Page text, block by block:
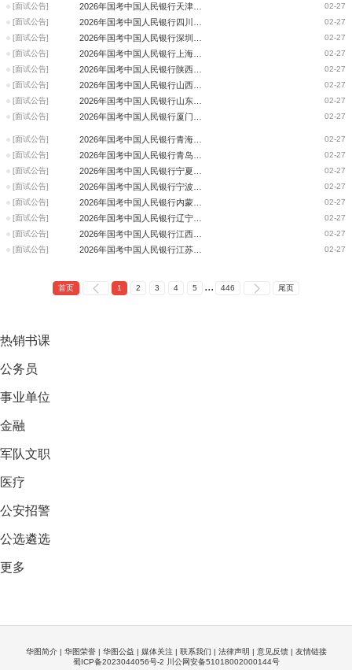
02-27
[面试公告]
02-27
[面试公告]
02-27
[面试公告]
02-27
[面试公告]
02-27
[面试公告]
02-27
[面试公告]
02-27
[面试公告]
02-27
[面试公告]
02-27
[面试公告]
02-27
[面试公告]
02-27
[面试公告]
02-27
[面试公告]
02-27
[面试公告]
02-27
[面试公告]
02-27
[面试公告]
02-27
[面试公告]
首页 1 2 3 4 5 ... 446 尾页
热销书课
公务员
事业单位
金融
军队文职
医疗
公安招警
公选遴选
更多
华图简介| 华图荣誉| 华图公益 | 媒体关注| 联系我们 | 法律声明 | 意见反馈| 友情链接
蜀ICP备2023044056号-2 川公网安备51018002000144号